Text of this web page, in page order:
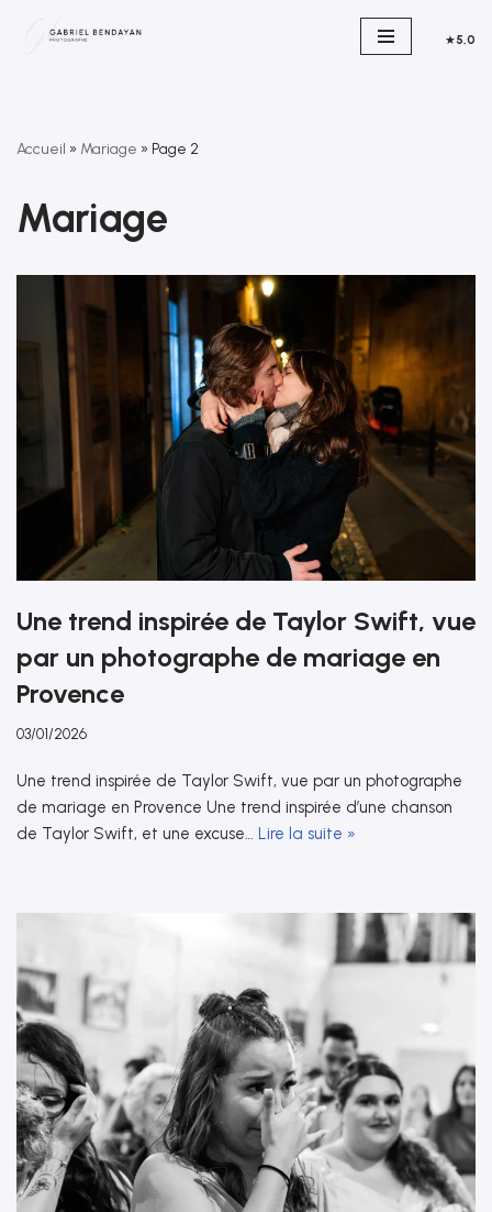
★5,0
Accueil » Mariage » Page 2
Mariage
Une trend inspirée de Taylor Swift, vue
par un photographe de mariage en
Provence
03/01/2026
Une trend inspirée de Taylor Swift, vue par un photographe
de mariage en Provence Une trend inspirée d’une chanson
de Taylor Swift, et une excuse… Lire la suite »